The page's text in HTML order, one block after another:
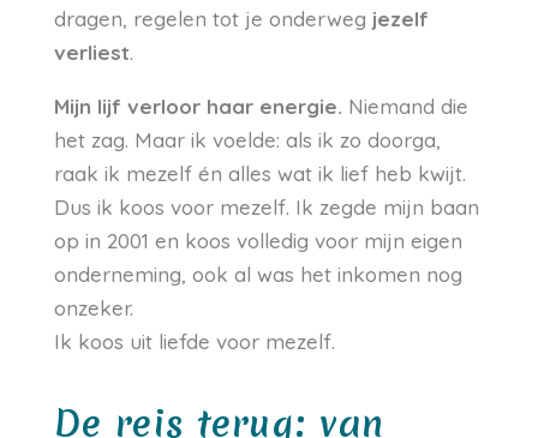
dragen, regelen tot je onderweg jezelf
verliest.
Mijn lijf verloor haar energie. Niemand die
het zag. Maar ik voelde: als ik zo doorga,
raak ik mezelf én alles wat ik lief heb kwijt.
Dus ik koos voor mezelf. Ik zegde mijn baan
op in 2001 en koos volledig voor mijn eigen
onderneming, ook al was het inkomen nog
onzeker.
Ik koos uit liefde voor mezelf.
De reis terug: van